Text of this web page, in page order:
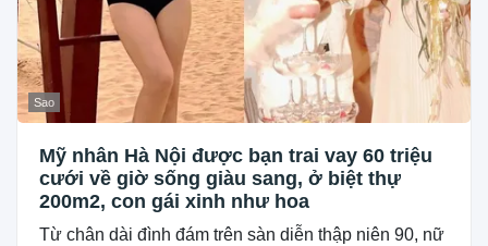
Sao
Mỹ nhân Hà Nội được bạn trai vay 60 triệu
cưới về giờ sống giàu sang, ở biệt thự
200m2, con gái xinh như hoa
Từ chân dài đình đám trên sàn diễn thập niên 90, nữ